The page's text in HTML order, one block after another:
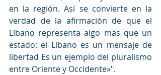
en la región. Así se convierte en la
verdad de la afirmación de que el
Líbano representa algo más que un
estado: el Líbano es un mensaje de
libertad Es un ejemplo del pluralismo
entre Oriente y Occidente»".